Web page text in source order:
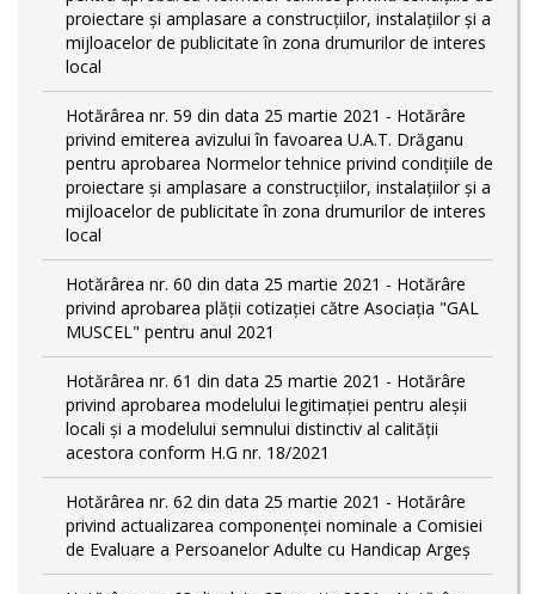
proiectare şi amplasare a construcţiilor, instalaţiilor şi a
mijloacelor de publicitate în zona drumurilor de interes
local
Hotărârea nr. 59 din data 25 martie 2021 - Hotărâre
privind emiterea avizului în favoarea U.A.T. Drăganu
pentru aprobarea Normelor tehnice privind condiţiile de
proiectare şi amplasare a construcţiilor, instalaţiilor şi a
mijloacelor de publicitate în zona drumurilor de interes
local
Hotărârea nr. 60 din data 25 martie 2021 - Hotărâre
privind aprobarea plății cotizației către Asociația "GAL
MUSCEL" pentru anul 2021
Hotărârea nr. 61 din data 25 martie 2021 - Hotărâre
privind aprobarea modelului legitimaţiei pentru aleşii
locali şi a modelului semnului distinctiv al calităţii
acestora conform H.G nr. 18/2021
Hotărârea nr. 62 din data 25 martie 2021 - Hotărâre
privind actualizarea componenței nominale a Comisiei
de Evaluare a Persoanelor Adulte cu Handicap Argeș